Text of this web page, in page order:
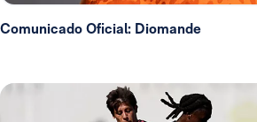
Comunicado Oficial: Diomande